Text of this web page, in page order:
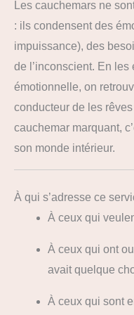
Les cauchemars ne
: ils condensent des
impuissance), des
de l’inconscient. En
émotionnelle, on
conducteur de les
cauchemar marquant,
son monde intérieur.
À qui s’adresse ce
À ceux qui
À ceux qui ont
avait quelque
À ceux qui sont